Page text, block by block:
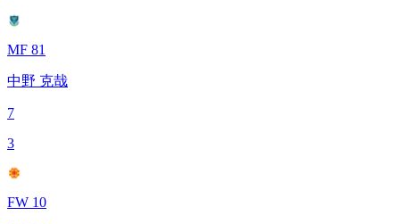
MF 81
中野 克哉
7
3
FW 10